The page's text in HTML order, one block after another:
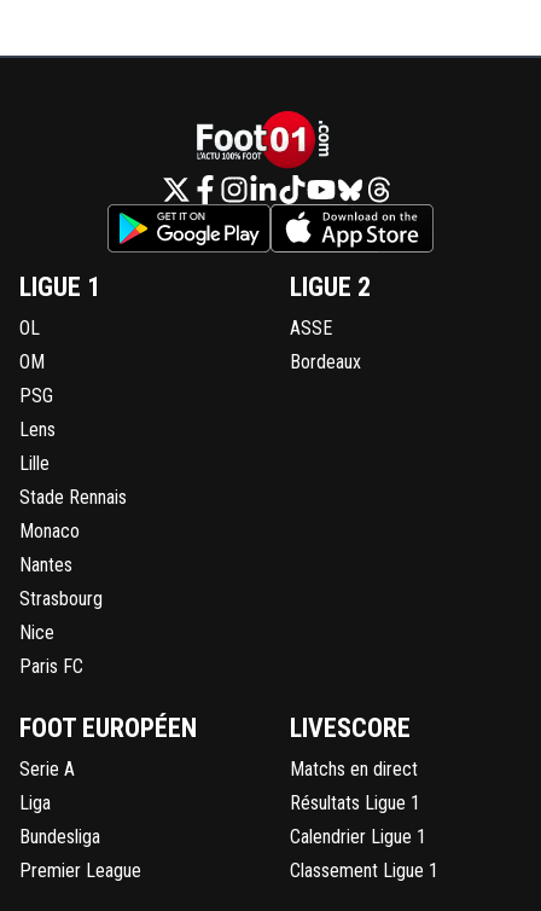
LIGUE 1
OL
OM
PSG
Lens
Lille
Stade Rennais
Monaco
Nantes
Strasbourg
Nice
Paris FC
LIGUE 2
ASSE
Bordeaux
FOOT EUROPÉEN
Serie A
Liga
Bundesliga
Premier League
LIVESCORE
Matchs en direct
Résultats Ligue 1
Calendrier Ligue 1
Classement Ligue 1